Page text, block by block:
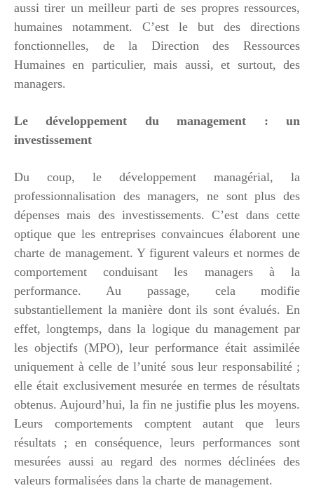
aussi tirer un meilleur parti de ses propres ressources,
humaines notamment. C’est le but des directions
fonctionnelles, de la Direction des Ressources
Humaines en particulier, mais aussi, et surtout, des
managers.
Le développement du management : un
investissement
Du coup, le développement managérial, la
professionnalisation des managers, ne sont plus des
dépenses mais des investissements. C’est dans cette
optique que les entreprises convaincues élaborent une
charte de management. Y figurent valeurs et normes de
comportement conduisant les managers à la
performance. Au passage, cela modifie
substantiellement la manière dont ils sont évalués. En
effet, longtemps, dans la logique du management par
les objectifs (MPO), leur performance était assimilée
uniquement à celle de l’unité sous leur responsabilité ;
elle était exclusivement mesurée en termes de résultats
obtenus. Aujourd’hui, la fin ne justifie plus les moyens.
Leurs comportements comptent autant que leurs
résultats ; en conséquence, leurs performances sont
mesurées aussi au regard des normes déclinées des
valeurs formalisées dans la charte de management.